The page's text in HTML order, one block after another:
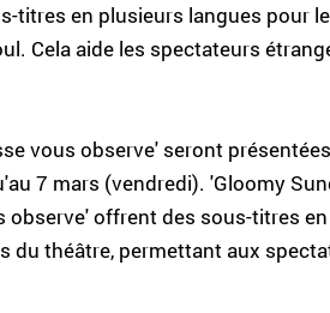
titres en plusieurs langues pour
Cela aide les spectateurs
vous observe' seront
7 mars (vendredi). 'Gloomy
offrent des sous-titres
théâtre, permettant aux